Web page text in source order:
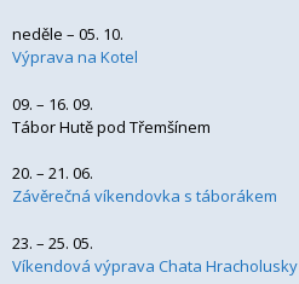
neděle – 05. 10.
Výprava na Kotel
09. – 16. 09.
Tábor Hutě pod Třemšínem
20. – 21. 06.
Závěrečná víkendovka s táborákem
23. – 25. 05.
Víkendová výprava Chata Hracholusky